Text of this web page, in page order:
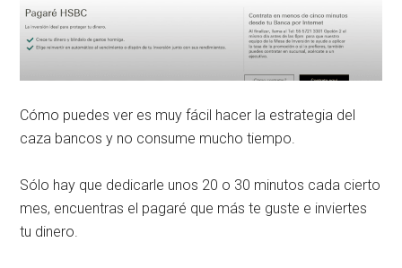
Cómo puedes ver es muy fácil hacer la estrategia del
caza bancos y no consume mucho tiempo.
Sólo hay que dedicarle unos 20 o 30 minutos cada cierto
mes, encuentras el pagaré que más te guste e inviertes
tu dinero.